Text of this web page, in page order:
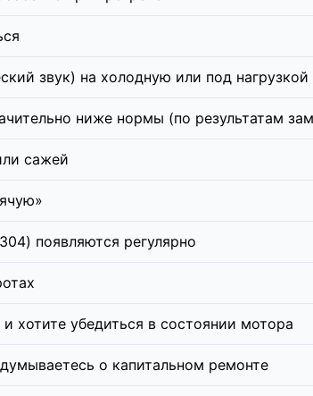
звук) на холодную или под нагрузкой
ниже нормы (по результатам
сажей
появляются регулярно
хотите убедиться в состоянии мотора
о капитальном ремонте